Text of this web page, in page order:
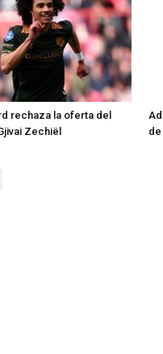
rechaza la oferta del
Zechiël